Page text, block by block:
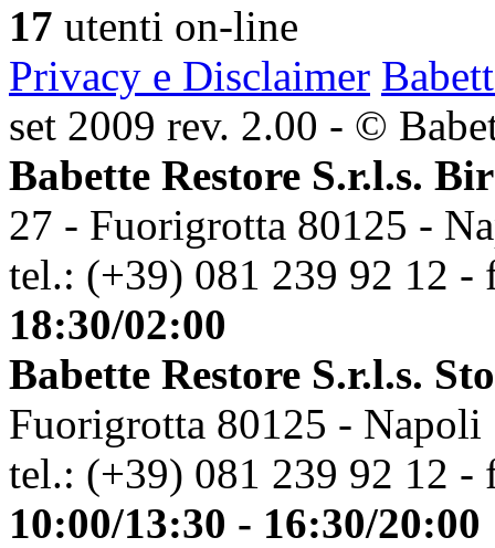
17 utenti on-line
Privacy e Disclaimer
set 2009 rev. 2.00 - ©
Babette Restore S.r.l.s.
27 - Fuorigrotta 80125 -
tel.: (+39) 081 239 92 12 -
18:30/02:00
Babette Restore S.r.l.s.
Fuorigrotta 80125 - Napoli
tel.: (+39) 081 239 92 12 -
10:00/13:30 - 16:30/20:00